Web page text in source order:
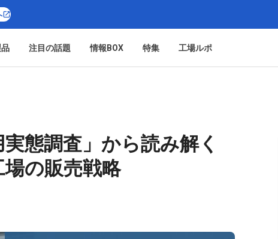
注目の話題 情報BOX 特集 工場ルポ
態調査」から読み解く
の販売戦略